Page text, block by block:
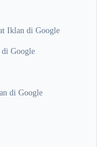
Iklan di Google
di Google
di Google